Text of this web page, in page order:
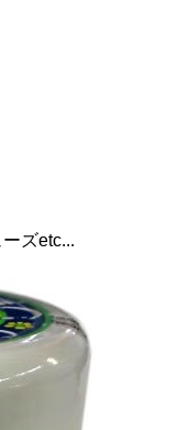
ズetc...